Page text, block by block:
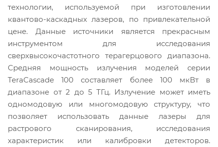
технологии, используемой при изготовлении
квантово-каскадных лазеров, по привлекательной
цене. Данные источники является прекрасным
инструментом для исследования
сверхвысокочастотного терагерцового диапазона.
Средняя мощность излучения моделей серии
TeraCascade 100 составляет более 100 мкВт в
диапазоне от 2 до 5 ТГц. Излучение может иметь
одномодовую или многомодовую структуру, что
позволяет использовать данные лазеры для
растрового сканирования, исследования
характеристик или калибровки детекторов.